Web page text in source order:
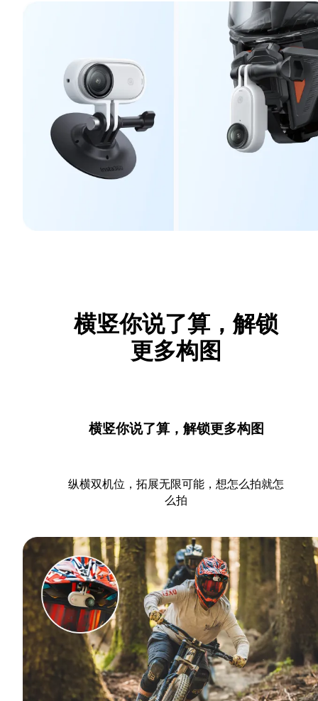
横竖你说了算，解锁
更多构图
横竖你说了算，解锁更多构图
纵横双机位，拓展无限可能，想怎么拍就怎
么拍